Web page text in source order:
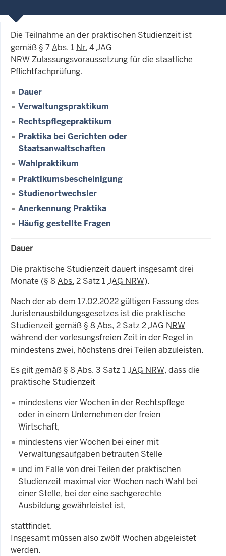
Die Teilnahme an der praktischen Studienzeit ist
gemäß § 7Abs. 1 Nr. 4JAG
NRWZulassungsvoraussetzung für die staatliche
Pflichtfachprüfung.
Dauer
Verwaltungspraktikum
Rechtspflegepraktikum
Praktika bei Gerichten oder
Staatsanwaltschaften
Wahlpraktikum
Praktikumsbescheinigung
Studienortwechsler
Anerkennung Praktika
Häufig gestellte Fragen
Dauer
Die praktische Studienzeit dauert insgesamt drei
Monate (§ 8Abs. 2 Satz 1JAG NRW).
Nach der ab dem 17.02.2022 gültigen Fassung des
Juristenausbildungsgesetzes ist die praktische
Studienzeit gemäß § 8Abs. 2 Satz 2JAG NRW
während der vorlesungsfreien Zeit in der Regel in
mindestens zwei, höchstens drei Teilen abzuleisten.
Es gilt gemäß § 8Abs. 3 Satz 1JAG NRW, dass die
praktische Studienzeit
mindestens vier Wochen in der Rechtspflege
oder in einem Unternehmen der freien
Wirtschaft,
mindestens vier Wochen bei einer mit
Verwaltungsaufgaben betrauten Stelle
und im Falle von drei Teilen der praktischen
Studienzeit maximal vier Wochen nach Wahl bei
einer Stelle, bei der eine sachgerechte
Ausbildung gewährleistet ist,
stattfindet.
Insgesamt müssen also zwölf Wochen abgeleistet
werden.